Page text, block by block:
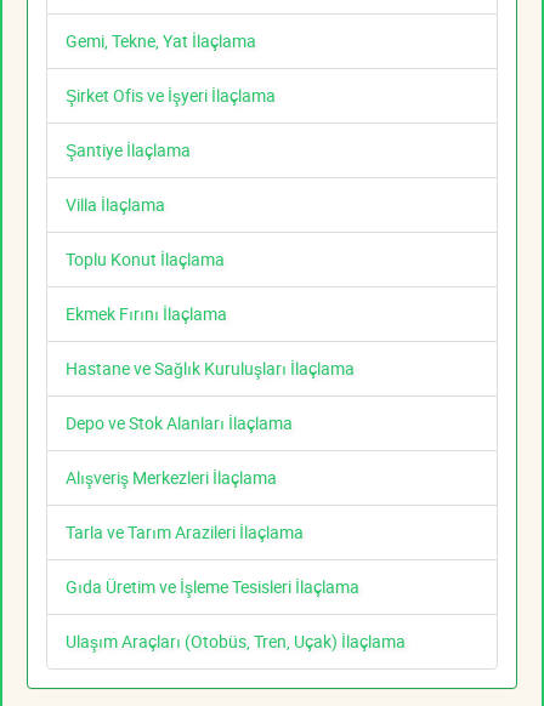
Gemi, Tekne, Yat İlaçlama
Şirket Ofis ve İşyeri İlaçlama
Şantiye İlaçlama
Villa İlaçlama
Toplu Konut İlaçlama
Ekmek Fırını İlaçlama
Hastane ve Sağlık Kuruluşları İlaçlama
Depo ve Stok Alanları İlaçlama
Alışveriş Merkezleri İlaçlama
Tarla ve Tarım Arazileri İlaçlama
Gıda Üretim ve İşleme Tesisleri İlaçlama
Ulaşım Araçları (Otobüs, Tren, Uçak) İlaçlama